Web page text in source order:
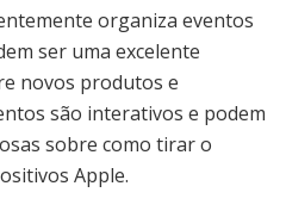
organiza eventos
ser uma excelente
novos produtos e
são interativos e podem
sobre como tirar o
Apple.